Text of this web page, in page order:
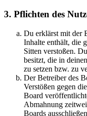
3. Pflichten des
Du erklärst mit der
Inhalte enthält, die
Sitten verstoßen.
besitzt, die in
zu setzen bzw. zu
Der Betreiber des
Verstößen gegen
Board
Abmahnung
Boards